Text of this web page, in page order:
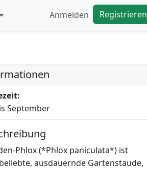
Anmelden Registrieren
September
Phlox (*Phlox paniculata*) ist
ausdauernde Gartenstaude,